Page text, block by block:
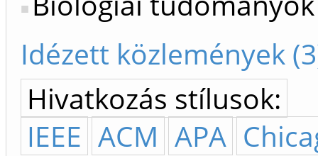
Idézett közlemények
Hivatkozás stílusok:
IEEE ACM APA